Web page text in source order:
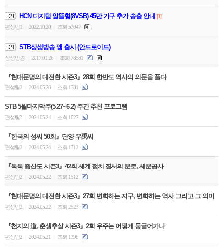
HCN 디지털 알뜰형(8VSB) 45만 가구 추가 송출 안내 [1]
편성팀1
2022.10.20 조회 53047
STB상생방송 앱 출시 (안드로이드)
상생방송 2017.01.26 조회 78581
『현대문명의 대전환 시즌3』28회 한반도 역사의 의문을 풀다
편성팀2 2024.05.28 조회 1781
STB 5월마지막주(5.27~6.2) 주간 추천 프로그램
편성팀3 2024.05.24 조회 1027
『한국의 성씨 50회』단양 우禹씨
편성팀2 2024.05.24 조회 1712
『톡톡 증산도 시즌3』42회 세계 정치 질서의 운로, 세운공사
편성팀2 2024.05.22 조회 1512
『현대문명의 대전환 시즌3』27회 변화하는 지구, 변화하는 역사 그리고 그 의미
편성팀2 2024.05.22 조회 2523
『천지의 道, 춘생추살 시즌3』2회 우주는 어떻게 둥글어가나
편성팀2 2024.05.21 조회 1396